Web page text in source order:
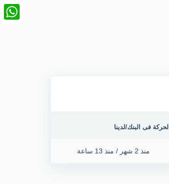
الحركة فى البنك/لدينا
منذ 2 شهر / منذ 13 ساعة